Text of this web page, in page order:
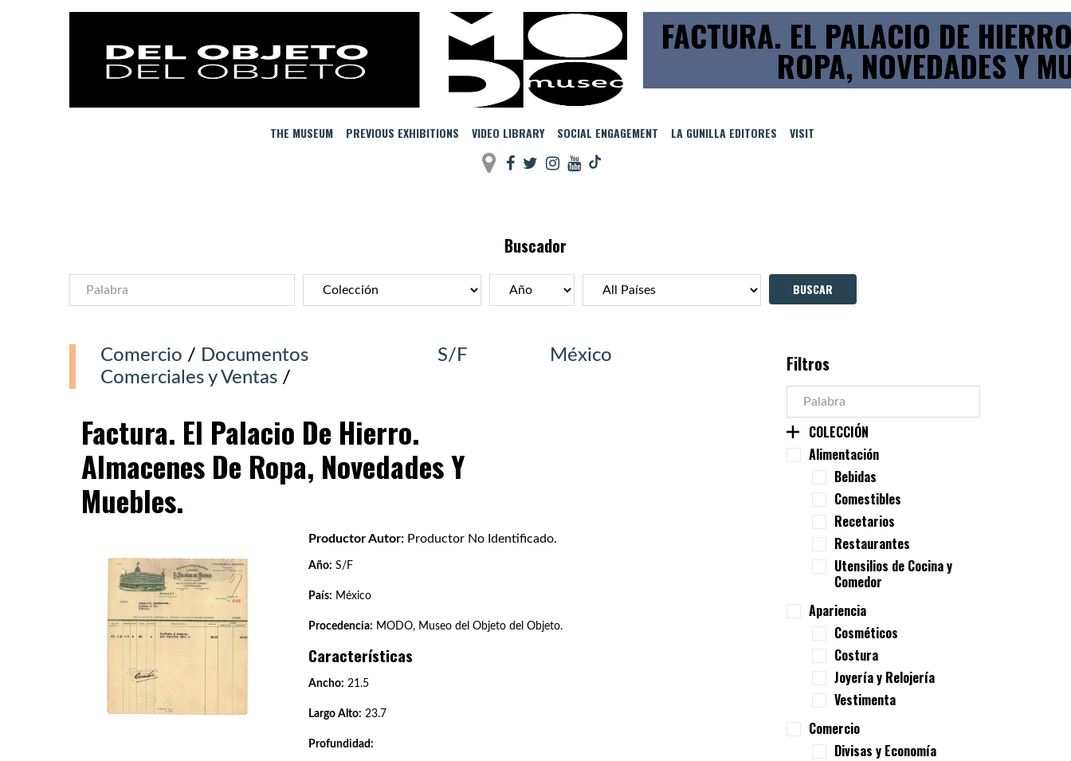
FACTURA. EL PALACIO DE
ROPA, NOVEDADES Y
THE MUSEUM PREVIOUS EXHIBITIONS VIDEO LIBRARY SOCIAL ENGAGEMENT LA GUNILLA EDITORES VISIT
Buscador
Comercio / Documentos
Comerciales y Ventas /
S/F México
Factura. El Palacio De Hierro.
Almacenes De Ropa, Novedades Y
Muebles.
Productor Autor:Productor No Identificado.
Año: S/F
País: México
Procedencia: MODO, Museo del Objeto del Objeto.
Características
Ancho: 21.5
Largo Alto: 23.7
Profundidad:
Filtros
COLECCIÓN
Alimentación
Bebidas
Comestibles
Recetarios
Restaurantes
Utensilios de Cocina y
Comedor
Apariencia
Cosméticos
Costura
Joyería y Relojería
Vestimenta
Comercio
Divisas y Economía